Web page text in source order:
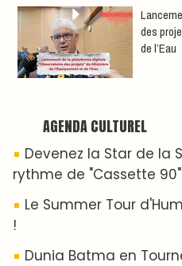
des
de l’Eau
AGENDA CULTUREL
Devenez la Star de la
rythme de "Cassette
Le Summer Tour
!
Dunia Batma en